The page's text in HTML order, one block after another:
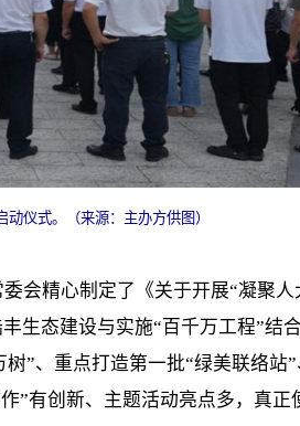
仪式。（来源：主办方供图）
会精心制定了《关于开展“凝聚人
生态建设与实施“百千万工程”结
”、重点打造第一批“绿美联络站
”有创新、主题活动亮点多，真正